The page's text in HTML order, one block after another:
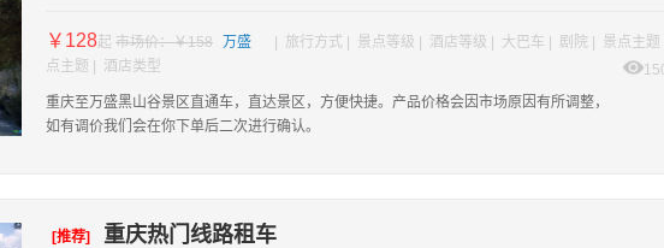
￥128起 市场价：￥158 万盛
| 旅行方式 | 景点等级 | 酒店等级 | 大巴车 | 剧院 | 景点主
点主题 | 酒店类型
重庆至万盛黑山谷景区直通车，直达景区，方便快捷。产品价格会因市场原因有所调整，
如有调价我们会在你下单后二次进行确认。
[推荐] 重庆热门线路租车